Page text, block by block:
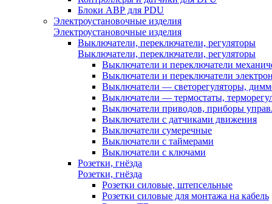
Блоки АВР для PDU
Электроустановочные изделия
Электроустановочные изделия
Выключатели, переключатели, регуляторы
Выключатели, переключатели, регуляторы
Выключатели и переключатели
Выключатели и переключатели
Выключатели — светорегуляторы,
Выключатели — термостаты,
Выключатели приводов, приборы
Выключатели с датчиками движения
Выключатели сумеречные
Выключатели с таймерами
Выключатели с ключами
Розетки, гнёзда
Розетки, гнёзда
Розетки силовые, штепсельные
Розетки силовые для монтажа на кабель